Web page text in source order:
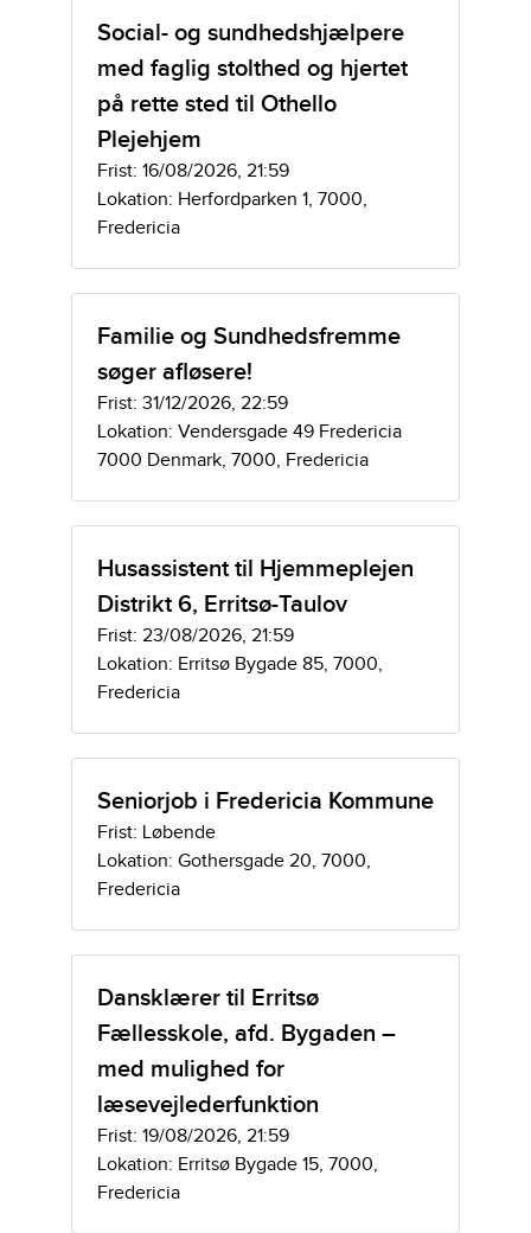
Social- og sundhedshjælpere
med faglig stolthed og hjertet
på rette sted til Othello
Plejehjem
Frist: 16/08/2026, 21:59
Lokation: Herfordparken 1, 7000,
Fredericia
Familie og Sundhedsfremme
søger afløsere!
Frist: 31/12/2026, 22:59
Lokation: Vendersgade 49 Fredericia
7000 Denmark, 7000, Fredericia
Husassistent til Hjemmeplejen
Distrikt 6, Erritsø-Taulov
Frist: 23/08/2026, 21:59
Lokation: Erritsø Bygade 85, 7000,
Fredericia
Seniorjob i Fredericia Kommune
Frist: Løbende
Lokation: Gothersgade 20, 7000,
Fredericia
Dansklærer til Erritsø
Fællesskole, afd. Bygaden –
med mulighed for
læsevejlederfunktion
Frist: 19/08/2026, 21:59
Lokation: Erritsø Bygade 15, 7000,
Fredericia